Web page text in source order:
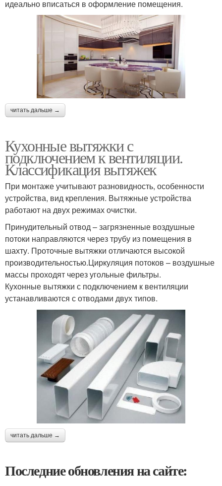
идеально вписаться в оформление помещения.
читать дальше →
Кухонные вытяжки с
подключением к вентиляции.
Классификация вытяжек
При монтаже учитывают разновидность, особенности
устройства, вид крепления. Вытяжные устройства
работают на двух режимах очистки.
Принудительный отвод – загрязненные воздушные
потоки направляются через трубу из помещения в
шахту. Проточные вытяжки отличаются высокой
производительностью.Циркуляция потоков – воздушные
массы проходят через угольные фильтры.
Кухонные вытяжки с подключением к вентиляции
устанавливаются с отводами двух типов.
читать дальше →
Последние обновления на сайте: